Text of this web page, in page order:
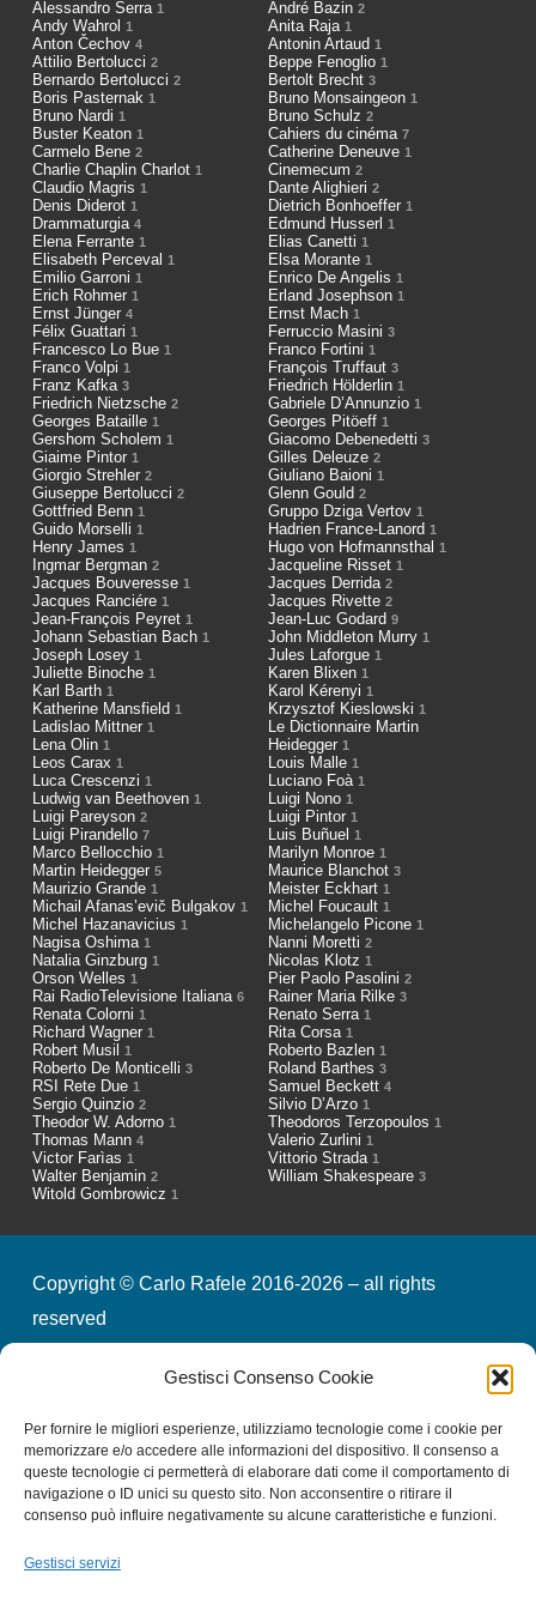
Gestisci Consenso Cookie
Per fornire le migliori esperienze, utilizziamo tecnologie come i cookie per
memorizzare e/o accedere alle informazioni del dispositivo. Il consenso a
queste tecnologie ci permetterà di elaborare dati come il comportamento di
navigazione o ID unici su questo sito. Non acconsentire o ritirare il
consenso può influire negativamente su alcune caratteristiche e funzioni.
Gestisci servizi
Alessandro Serra 1 André Bazin 2
Andy Wahrol 1 Anita Raja 1
Anton Čechov 4 Antonin Artaud 1
Attilio Bertolucci 2 Beppe Fenoglio 1
Bernardo Bertolucci 2 Bertolt Brecht 3
Boris Pasternak 1 Bruno Monsaingeon 1
Bruno Nardi 1 Bruno Schulz 2
Buster Keaton 1 Cahiers du cinéma 7
Carmelo Bene 2 Catherine Deneuve 1
Charlie Chaplin Charlot 1 Cinemecum 2
Claudio Magris 1 Dante Alighieri 2
Denis Diderot 1 Dietrich Bonhoeffer 1
Drammaturgia 4 Edmund Husserl 1
Elena Ferrante 1 Elias Canetti 1
Elisabeth Perceval 1 Elsa Morante 1
Emilio Garroni 1 Enrico De Angelis 1
Erich Rohmer 1 Erland Josephson 1
Ernst Jünger 4 Ernst Mach 1
Félix Guattari 1 Ferruccio Masini 3
Francesco Lo Bue 1 Franco Fortini 1
Franco Volpi 1 François Truffaut 3
Franz Kafka 3 Friedrich Hölderlin 1
Friedrich Nietzsche 2 Gabriele D’Annunzio 1
Georges Bataille 1 Georges Pitöeff 1
Gershom Scholem 1 Giacomo Debenedetti 3
Giaime Pintor 1 Gilles Deleuze 2
Giorgio Strehler 2 Giuliano Baioni 1
Giuseppe Bertolucci 2 Glenn Gould 2
Gottfried Benn 1 Gruppo Dziga Vertov 1
Guido Morselli 1 Hadrien France-Lanord 1
Henry James 1 Hugo von Hofmannsthal 1
Ingmar Bergman 2 Jacqueline Risset 1
Jacques Bouveresse 1 Jacques Derrida 2
Jacques Ranciére 1 Jacques Rivette 2
Jean-François Peyret 1 Jean-Luc Godard 9
Johann Sebastian Bach 1 John Middleton Murry 1
Joseph Losey 1 Jules Laforgue 1
Juliette Binoche 1 Karen Blixen 1
Karl Barth 1 Karol Kérenyi 1
Katherine Mansfield 1 Krzysztof Kieslowski 1
Ladislao Mittner 1
Le Dictionnaire Martin
Heidegger 1
Lena Olin 1
Leos Carax 1 Louis Malle 1
Luca Crescenzi 1 Luciano Foà 1
Ludwig van Beethoven 1 Luigi Nono 1
Luigi Pareyson 2 Luigi Pintor 1
Luigi Pirandello 7 Luis Buñuel 1
Marco Bellocchio 1 Marilyn Monroe 1
Martin Heidegger 5 Maurice Blanchot 3
Maurizio Grande 1 Meister Eckhart 1
Michail Afanas’evič Bulgakov 1 Michel Foucault 1
Michel Hazanavicius 1 Michelangelo Picone 1
Nagisa Oshima 1 Nanni Moretti 2
Natalia Ginzburg 1 Nicolas Klotz 1
Orson Welles 1 Pier Paolo Pasolini 2
Rai RadioTelevisione Italiana 6 Rainer Maria Rilke 3
Renata Colorni 1 Renato Serra 1
Richard Wagner 1 Rita Corsa 1
Robert Musil 1 Roberto Bazlen 1
Roberto De Monticelli 3 Roland Barthes 3
RSI Rete Due 1 Samuel Beckett 4
Sergio Quinzio 2 Silvio D’Arzo 1
Theodor W. Adorno 1 Theodoros Terzopoulos 1
Thomas Mann 4 Valerio Zurlini 1
Victor Farìas 1 Vittorio Strada 1
Walter Benjamin 2 William Shakespeare 3
Witold Gombrowicz 1
Copyright © Carlo Rafele 2016-2026 – all rights
reserved
privacy & cookies
Iscriviti alla nostra Newsletter
Email*